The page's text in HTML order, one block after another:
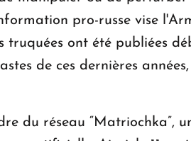
pro-russe vise
truquées ont été publiées
de ces dernières
du réseau “Matriochka”,